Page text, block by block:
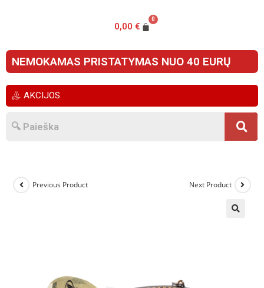
0,00 €
NEMOKAMAS PRISTATYMAS NUO 40 EURŲ
AKCIJOS
Previous Product Next Product